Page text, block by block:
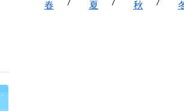
春
夏 秋